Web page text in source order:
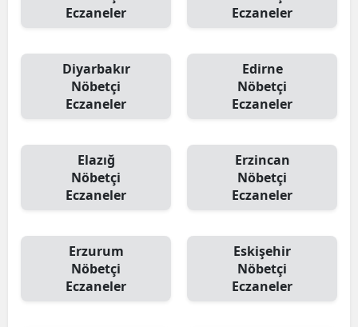
Eczaneler
Eczaneler
Diyarbakır
Nöbetçi
Eczaneler
Edirne
Nöbetçi
Eczaneler
Elazığ
Nöbetçi
Eczaneler
Erzincan
Nöbetçi
Eczaneler
Erzurum
Nöbetçi
Eczaneler
Eskişehir
Nöbetçi
Eczaneler